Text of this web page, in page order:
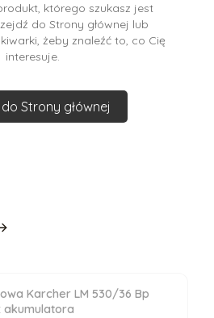
którego szukasz jest
do Strony głównej lub
żeby znaleźć to, co Cię
interesuje.
Strony głównej
Karcher LM 530/36 Bp
akumulatora